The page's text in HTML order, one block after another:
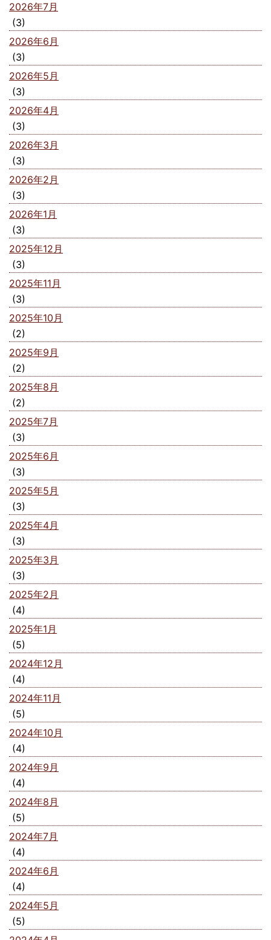
2026年7月
(3)
2026年6月
(3)
2026年5月
(3)
2026年4月
(3)
2026年3月
(3)
2026年2月
(3)
2026年1月
(3)
2025年12月
(3)
2025年11月
(3)
2025年10月
(2)
2025年9月
(2)
2025年8月
(2)
2025年7月
(3)
2025年6月
(3)
2025年5月
(3)
2025年4月
(3)
2025年3月
(3)
2025年2月
(4)
2025年1月
(5)
2024年12月
(4)
2024年11月
(5)
2024年10月
(4)
2024年9月
(4)
2024年8月
(5)
2024年7月
(4)
2024年6月
(4)
2024年5月
(5)